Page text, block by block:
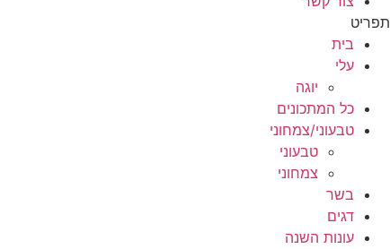
תפריט
בית
עלי
יוגה
כל המתכונים
טבעוני/צמחוני
טבעוני
צמחוני
בשר
דגים
עונות השנה